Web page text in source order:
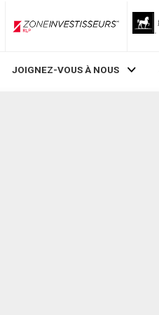
ZoneInvestisseurs RLP
JOIGNEZ-VOUS À NOUS